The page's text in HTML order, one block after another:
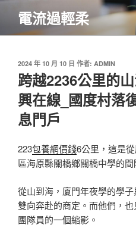
主
電流過輕柔
發
佈
於
2024 年 10 月 10 日 作者: ADMIN
跨越2236公里的
興在線_國度村落
息門戶
223包養網價錢6公里，這是
區海原縣關橋鄉關橋中學的間
從山到海，廈門年夜學的學
雙向奔赴的商定。而他們，
團隊員的一個縮影。